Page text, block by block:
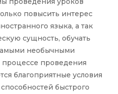
повысить интерес
языка, а так
сущность, обучать
необычными
проведения
благоприятные условия
быстрого